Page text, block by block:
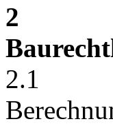
2
2.1